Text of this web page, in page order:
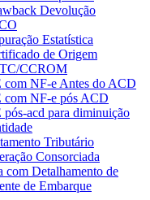
Devolução
Estatística
de Origem
CCROM
NF-e Antes do ACD
NF-e pós ACD
acd para diminuição
Tributário
Consorciada
com Detalhamento de
de Embarque